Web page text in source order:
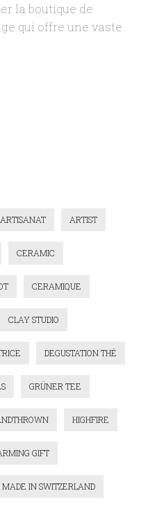
la boutique de
qui offre une vaste
ARTISANAT ARTIST
CERAMIC
CERAMIQUE
CLAY STUDIO
DEGUSTATION THÉ
GRÜNER TEE
HIGHFIRE
GIFT
MADE IN SWITZERLAND